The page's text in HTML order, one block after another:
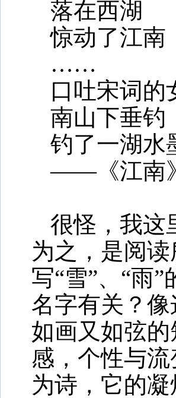
落在西湖
惊动了江南
……
口吐宋词的
南山下垂钓
钓了一湖水
——《江南》
很怪，我这
为之，是阅
写“雪”、“雨
名字有关？
如画又如弦
感，个性与
为诗，它的